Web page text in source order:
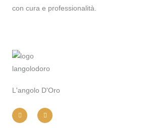
con cura e professionalità.
L'angolo D'Oro
n
s
t
a
c
e